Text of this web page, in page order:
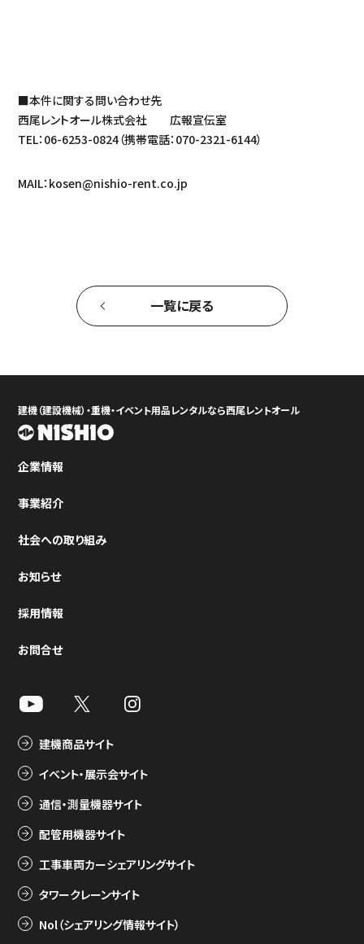
■本件に関する問い合わせ先
西尾レントオール株式会社 広報宣伝室
TEL：06-6253-0824（携帯電話：070-2321-6144）
MAIL：kosen@nishio-rent.co.jp
一覧に戻る
建機（建設機械）・重機・イベント用品レンタルなら西尾レントオール
企業情報
事業紹介
社会への取り組み
お知らせ
採用情報
お問合せ
建機商品サイト
イベント・展示会サイト
通信・測量機器サイト
配管用機器サイト
工事車両カーシェアリングサイト
タワークレーンサイト
Nol（シェアリング情報サイト）